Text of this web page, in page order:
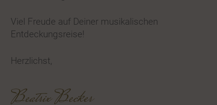
Viel Freude auf Deiner musikalischen
Entdeckungsreise!
Herzlichst,
Beatrix Becker